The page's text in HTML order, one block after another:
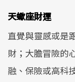
天蠍座財運
直覺與靈感或是
財；大膽冒險的
融、保險或高科